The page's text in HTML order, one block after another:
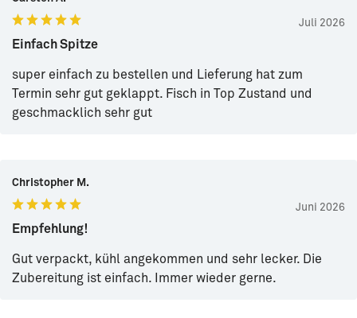
Juli 2026
Einfach Spitze
super einfach zu bestellen und Lieferung hat zum
Termin sehr gut geklappt. Fisch in Top Zustand und
geschmacklich sehr gut
Christopher M.
Juni 2026
Empfehlung!
Gut verpackt, kühl angekommen und sehr lecker. Die
Zubereitung ist einfach. Immer wieder gerne.